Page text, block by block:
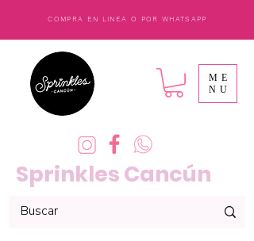
COMPRA EN LINEA O POR WHATSAPP
Sprinkles Cancún
ME
NU